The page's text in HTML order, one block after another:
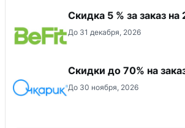
Скидка 5 % за заказ на
До 31 декабря, 2026
Скидки до 70% на
До 30 ноября, 2026